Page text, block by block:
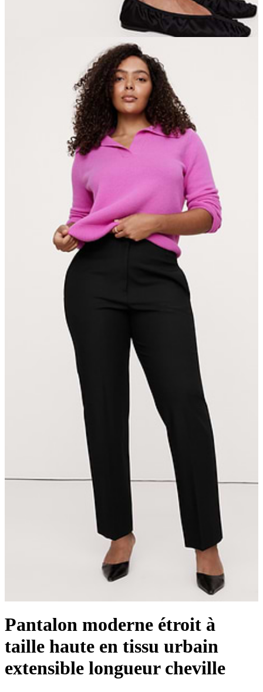
Pantalon moderne étroit à
taille haute en tissu urbain
extensible longueur cheville